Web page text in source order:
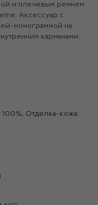
и плечевым ремнем
Аксессуар с
монограммой на
карманами.